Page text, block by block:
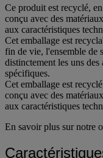
Ce produit est recyclé,
conçu avec des
aux caractéristiques
Cet emballage est
fin de vie, l'ensemble de
distinctement les uns des
spécifiques.
Cet emballage est
conçu avec des